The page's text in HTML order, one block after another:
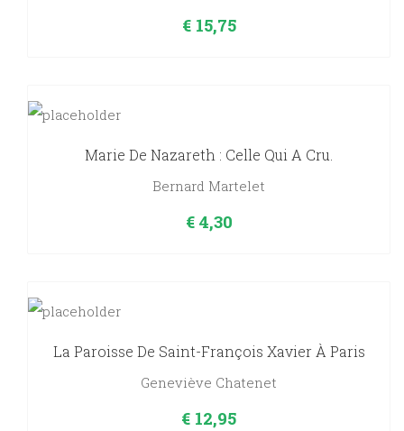
€15,75
Marie De Nazareth : Celle Qui A Cru.
Bernard Martelet
€4,30
La Paroisse De Saint-François Xavier À Paris
Geneviève Chatenet
€ 12,95